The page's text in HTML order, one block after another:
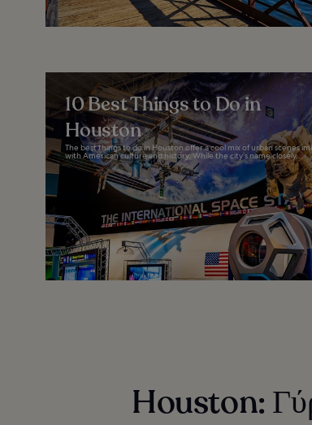
10 Best Things to Do in
Houston
The best things to do in Houston offer a cool mix of urban scenes
with American culture and history. While the city’s name closely...
Houston: